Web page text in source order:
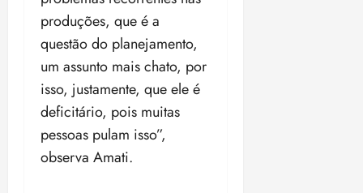
produções, que é a
questão do planejamento,
um assunto mais chato, por
isso, justamente, que ele é
deficitário, pois muitas
pessoas pulam isso”,
observa Amati.